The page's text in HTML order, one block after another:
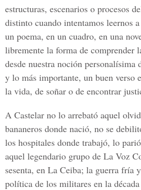
estructuras, escenarios o procesos
distinto cuando intentamos leernos
un poema, en un cuadro, en una
libremente la forma de comprender
desde nuestra noción personalísima
y lo más importante, un buen verso
la vida, de soñar o de encontrar
A Castelar no lo arrebató aquel
bananeros donde nació, no se
los hospitales donde trabajó, lo
aquel legendario grupo de La Voz
sesenta, en La Ceiba; la guerra fría
política de los militares en la